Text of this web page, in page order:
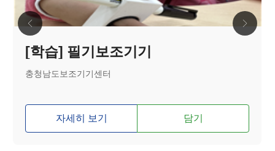
[학습] 필기보조기기
충청남도보조기기센터
자세히 보기 담기